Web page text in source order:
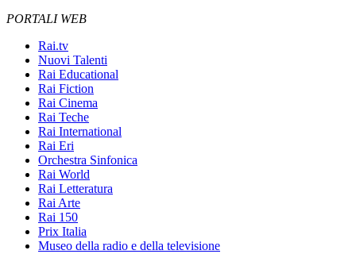
PORTALI WEB
Rai.tv
Nuovi Talenti
Rai Educational
Rai Fiction
Rai Cinema
Rai Teche
Rai International
Rai Eri
Orchestra Sinfonica
Rai World
Rai Letteratura
Rai Arte
Rai 150
Prix Italia
Museo della radio e della televisione